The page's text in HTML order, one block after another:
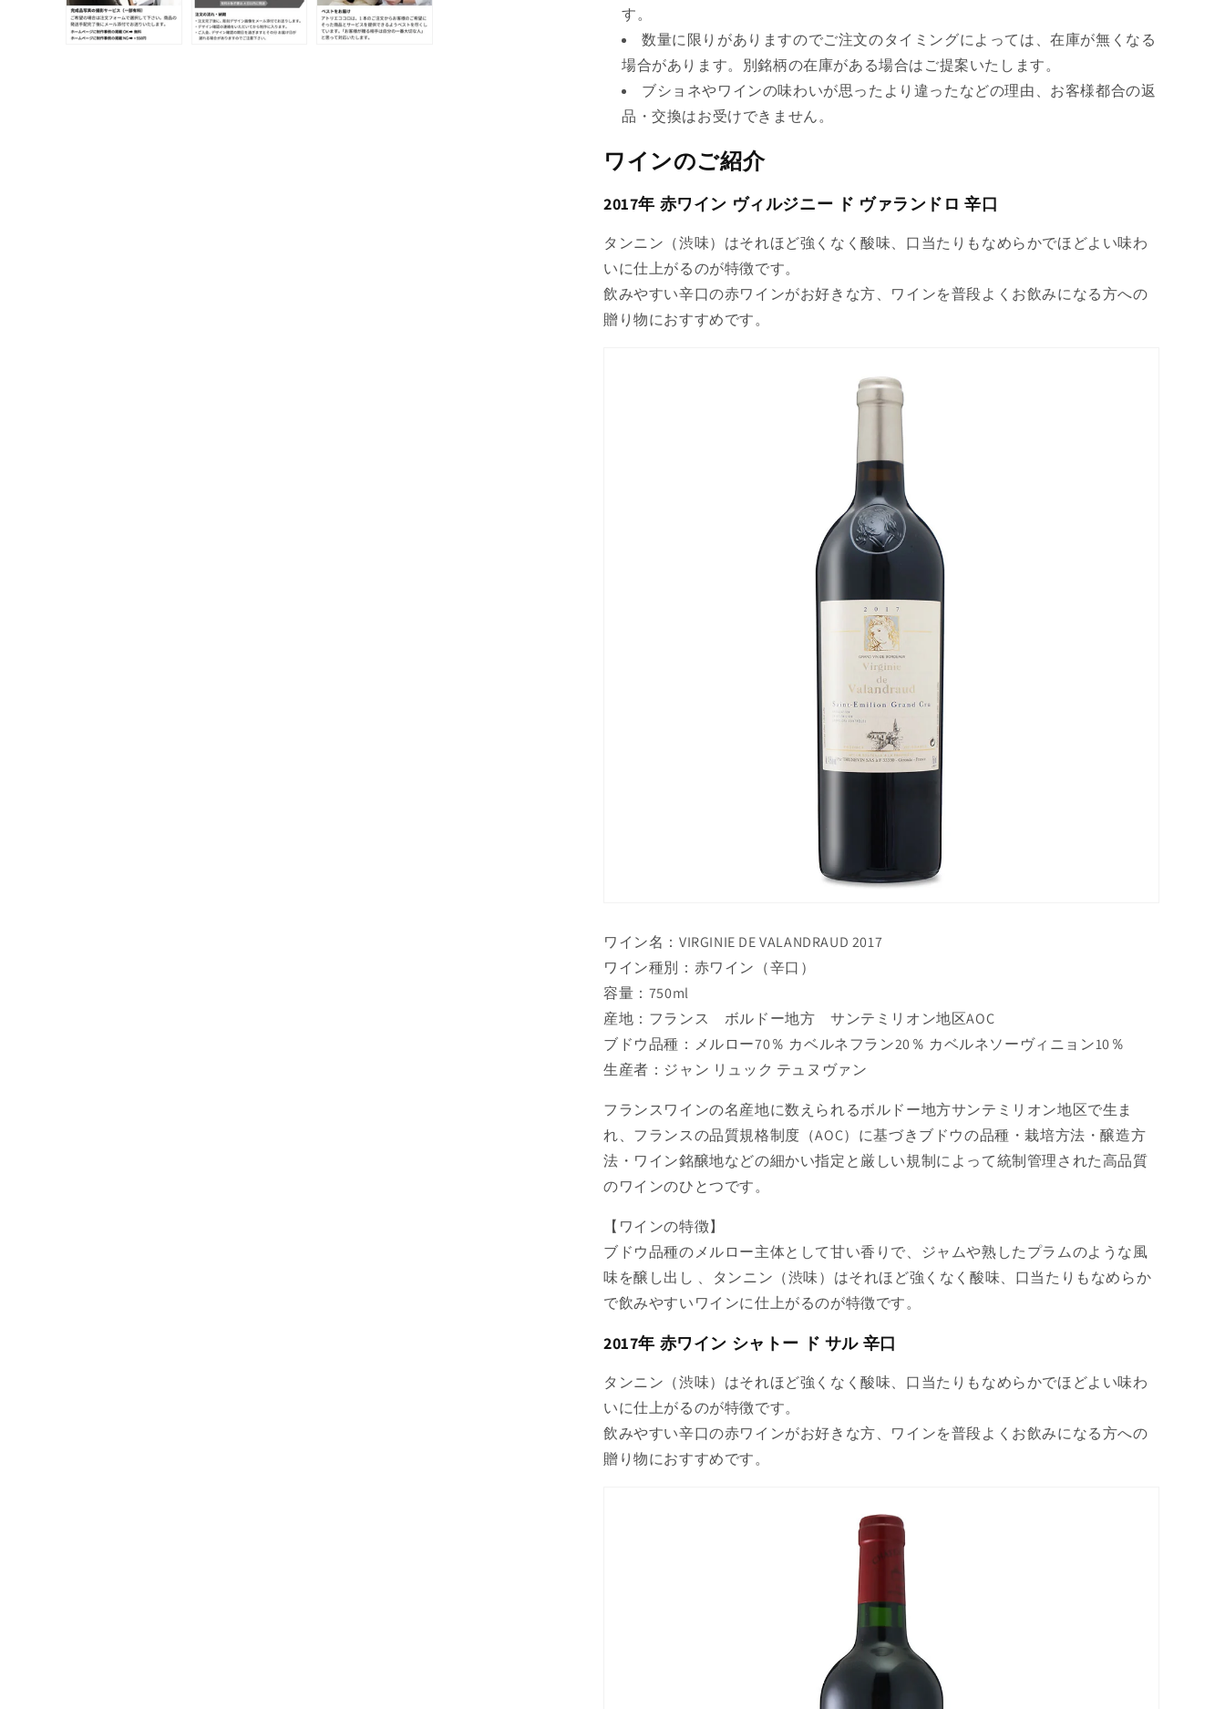
す。
数量に限りがありますのでご注文のタイミングによっては、在庫が無くなる
場合があります。別銘柄の在庫がある場合はご提案いたします。
ブショネやワインの味わいが思ったより違ったなどの理由、お客様都合の返
品・交換はお受けできません。
ワインのご紹介
2017年 赤ワイン ヴィルジニー ド ヴァランドロ 辛口
タンニン（渋味）はそれほど強くなく酸味、口当たりもなめらかでほどよい味わ
いに仕上がるのが特徴です。
飲みやすい辛口の赤ワインがお好きな方、ワインを普段よくお飲みになる方への
贈り物におすすめです。
ワイン名：VIRGINIE DE VALANDRAUD 2017
ワイン種別：赤ワイン（辛口）
容量：750ml
産地：フランス ボルドー地方 サンテミリオン地区AOC
ブドウ品種：メルロー70％ カベルネフラン20％ カベルネソーヴィニョン10％
生産者：ジャン リュック テュヌヴァン
フランスワインの名産地に数えられるボルドー地方サンテミリオン地区で生ま
れ、フランスの品質規格制度（AOC）に基づきブドウの品種・栽培方法・醸造方
法・ワイン銘醸地などの細かい指定と厳しい規制によって統制管理された高品質
のワインのひとつです。
【ワインの特徴】
ブドウ品種のメルロー主体として甘い香りで、ジャムや熟したプラムのような風
味を醸し出し 、タンニン（渋味）はそれほど強くなく酸味、口当たりもなめらか
で飲みやすいワインに仕上がるのが特徴です。
2017年 赤ワイン シャトー ド サル 辛口
タンニン（渋味）はそれほど強くなく酸味、口当たりもなめらかでほどよい味わ
いに仕上がるのが特徴です。
飲みやすい辛口の赤ワインがお好きな方、ワインを普段よくお飲みになる方への
贈り物におすすめです。